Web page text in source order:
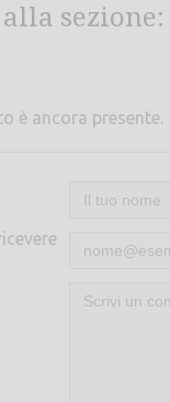
sezione:
è ancora presente.